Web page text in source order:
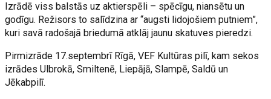
Izrādē viss balstās uz aktierspēli – spēcīgu, niansētu un
godīgu. Režisors to salīdzina ar “augsti lidojošiem putniem”,
kuri savā radošajā briedumā atklāj jaunu skatuves pieredzi.
Pirmizrāde 17.septembrī Rīgā, VEF Kultūras pilī, kam sekos
izrādes Ulbrokā, Smiltenē, Liepājā, Slampē, Saldū un
Jēkabpilī.